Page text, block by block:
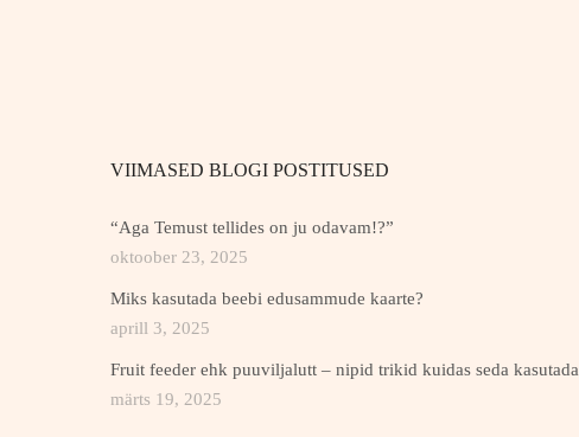
VIIMASED BLOGI POSTITUSED
“Aga Temust tellides on ju odavam!?”
oktoober 23, 2025
Miks kasutada beebi edusammude kaarte?
aprill 3, 2025
Fruit feeder ehk puuviljalutt – nipid trikid kuidas seda kasutada
märts 19, 2025